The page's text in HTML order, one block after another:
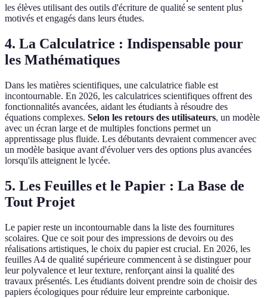
les élèves utilisant des outils d'écriture de qualité se sentent plus
motivés et engagés dans leurs études.
4. La Calculatrice : Indispensable pour
les Mathématiques
Dans les matières scientifiques, une calculatrice fiable est
incontournable. En 2026, les calculatrices scientifiques offrent des
fonctionnalités avancées, aidant les étudiants à résoudre des
équations complexes. Selon les retours des utilisateurs, un modèle
avec un écran large et de multiples fonctions permet un
apprentissage plus fluide. Les débutants devraient commencer avec
un modèle basique avant d'évoluer vers des options plus avancées
lorsqu'ils atteignent le lycée.
5. Les Feuilles et le Papier : La Base de
Tout Projet
Le papier reste un incontournable dans la liste des fournitures
scolaires. Que ce soit pour des impressions de devoirs ou des
réalisations artistiques, le choix du papier est crucial. En 2026, les
feuilles A4 de qualité supérieure commencent à se distinguer pour
leur polyvalence et leur texture, renforçant ainsi la qualité des
travaux présentés. Les étudiants doivent prendre soin de choisir des
papiers écologiques pour réduire leur empreinte carbonique.